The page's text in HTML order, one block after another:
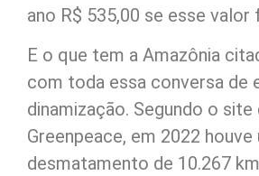
ano R$ 535,00 se esse
E o que tem a Amazônia
com toda essa conversa de
dinamização. Segundo o site
Greenpeace, em 2022 houve
desmatamento de 10.267